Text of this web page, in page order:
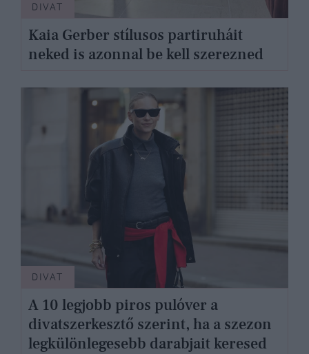
DIVAT
Kaia Gerber stílusos partiruháit
neked is azonnal be kell szerezned
DIVAT
A 10 legjobb piros pulóver a
divatszerkesztő szerint, ha a szezon
legkülönlegesebb darabjait keresed